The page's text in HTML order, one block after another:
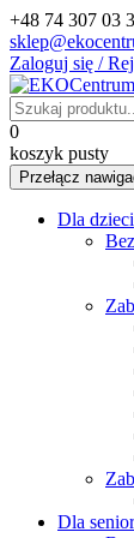
+48 74 307 03
Zaloguj się /
0
koszyk pusty
Przełącz
Dla dzieci
Dla